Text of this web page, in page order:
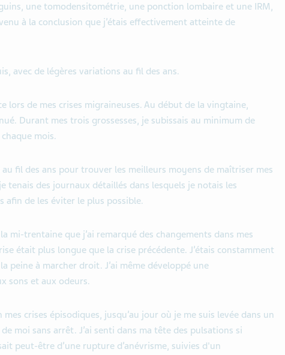
une tomodensitométrie, une ponction lombaire et une IRM,
à la conclusion que j’étais effectivement atteinte de
avec de légères variations au fil des ans.
lors de mes crises migraineuses. Au début de la vingtaine,
Durant mes trois grossesses, je subissais au minimum de
mois.
au fil des ans pour trouver les meilleurs moyens de maîtriser mes
tenais des journaux détaillés dans lesquels je notais les
afin de les éviter le plus possible.
mi-trentaine que j’ai remarqué des changements dans mes
était plus longue que la crise précédente. J’étais constamment
peine à marcher droit. J’ai même développé une
sons et aux odeurs.
crises épisodiques, jusqu’au jour où je me suis levée dans un
moi sans arrêt. J’ai senti dans ma tête des pulsations si
peut-être d’une rupture d’anévrisme, suivies d'un